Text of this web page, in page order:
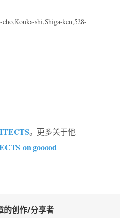
shi,Shiga-ken,528-
。更多关于他
on gooood
的创作/分享者